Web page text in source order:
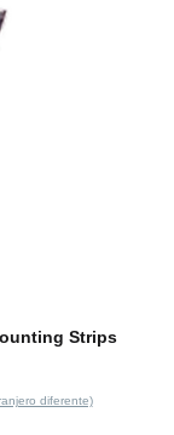
Strips
diferente)